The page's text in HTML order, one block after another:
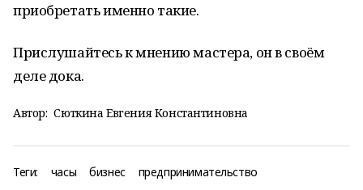
приобретать именно такие.
Прислушайтесь к мнению мастера, он в своём
деле дока.
Автор: Сюткина Евгения Константиновна
Теги: часы бизнес предпринимательство